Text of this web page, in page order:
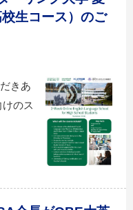
生コース）のご
きあ
のス